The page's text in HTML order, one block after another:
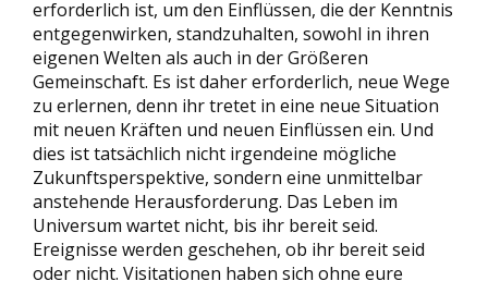
erforderlich ist, um den Einflüssen, die der Kenntnis
entgegenwirken, standzuhalten, sowohl in ihren
eigenen Welten als auch in der Größeren
Gemeinschaft. Es ist daher erforderlich, neue Wege
zu erlernen, denn ihr tretet in eine neue Situation
mit neuen Kräften und neuen Einflüssen ein. Und
dies ist tatsächlich nicht irgendeine mögliche
Zukunftsperspektive, sondern eine unmittelbar
anstehende Herausforderung. Das Leben im
Universum wartet nicht, bis ihr bereit seid.
Ereignisse werden geschehen, ob ihr bereit seid
oder nicht. Visitationen haben sich ohne eure